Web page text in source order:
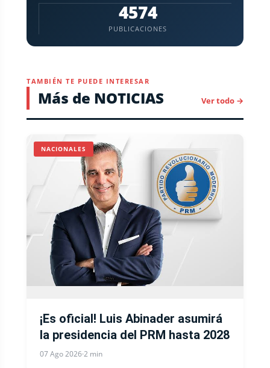
4574
PUBLICACIONES
TAMBIÉN TE PUEDE INTERESAR
Más de NOTICIAS Ver todo →
NACIONALES
¡Es oficial! Luis Abinader asumirá
la presidencia del PRM hasta 2028
07 Ago 2026·2 min